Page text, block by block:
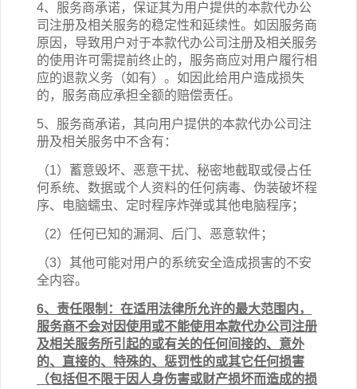
4、服务商承诺，保证其为用户提供的本款代办公
司注册及相关服务的稳定性和延续性。如因服务商
原因，导致用户对于本款代办公司注册及相关服务
的使用许可需提前终止的，服务商应对用户履行相
应的退款义务（如有）。如因此给用户造成损失
的，服务商应承担全额的赔偿责任。
5、服务商承诺，其向用户提供的本款代办公司注
册及相关服务中不含有：
（1）蓄意毁坏、恶意干扰、秘密地截取或侵占任
何系统、数据或个人资料的任何病毒、伪装破坏程
序、电脑蠕虫、定时程序炸弹或其他电脑程序；
（2）任何已知的漏洞、后门、恶意软件；
（3）其他可能对用户的系统安全造成损害的不安
全内容。
6、责任限制：在适用法律所允许的最大范围内，
服务商不会对因使用或不能使用本款代办公司注册
及相关服务所引起的或有关的任何间接的、意外
的、直接的、特殊的、惩罚性的或其它任何损害
（包括但不限于因人身伤害或财产损坏而造成的损